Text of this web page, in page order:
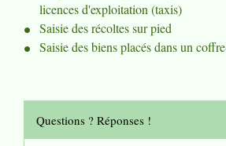
licences d'exploitation (taxis)
Saisie des récoltes sur pied
Saisie des biens placés dans un
Questions ? Réponses !